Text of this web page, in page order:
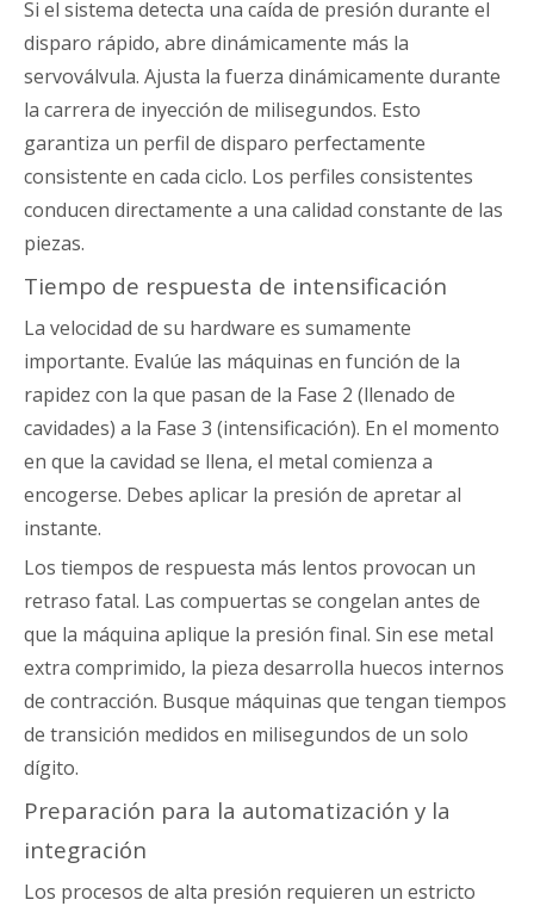
Si el sistema detecta una caída de presión durante el
disparo rápido, abre dinámicamente más la
servoválvula. Ajusta la fuerza dinámicamente durante
la carrera de inyección de milisegundos. Esto
garantiza un perfil de disparo perfectamente
consistente en cada ciclo. Los perfiles consistentes
conducen directamente a una calidad constante de las
piezas.
Tiempo de respuesta de intensificación
La velocidad de su hardware es sumamente
importante. Evalúe las máquinas en función de la
rapidez con la que pasan de la Fase 2 (llenado de
cavidades) a la Fase 3 (intensificación). En el momento
en que la cavidad se llena, el metal comienza a
encogerse. Debes aplicar la presión de apretar al
instante.
Los tiempos de respuesta más lentos provocan un
retraso fatal. Las compuertas se congelan antes de
que la máquina aplique la presión final. Sin ese metal
extra comprimido, la pieza desarrolla huecos internos
de contracción. Busque máquinas que tengan tiempos
de transición medidos en milisegundos de un solo
dígito.
Preparación para la automatización y la
integración
Los procesos de alta presión requieren un estricto